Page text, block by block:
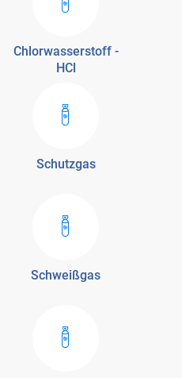
Chlorwasserstoff -
HCl
Schutzgas
Schweißgas